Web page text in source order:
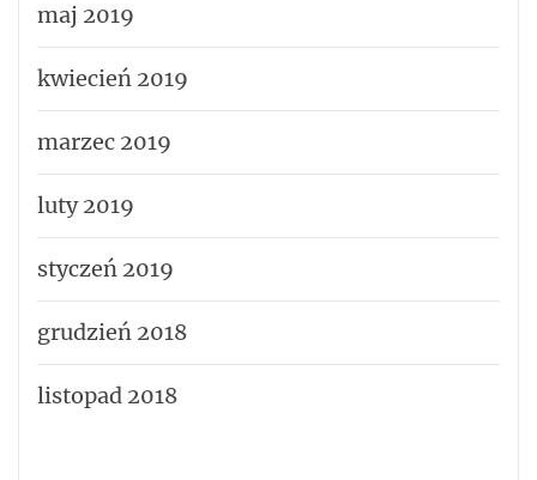
maj 2019
kwiecień 2019
marzec 2019
luty 2019
styczeń 2019
grudzień 2018
listopad 2018